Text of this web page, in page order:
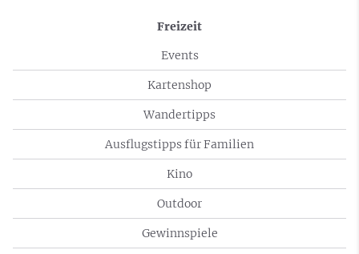
Freizeit
Events
Kartenshop
Wandertipps
Ausflugstipps für Familien
Kino
Outdoor
Gewinnspiele